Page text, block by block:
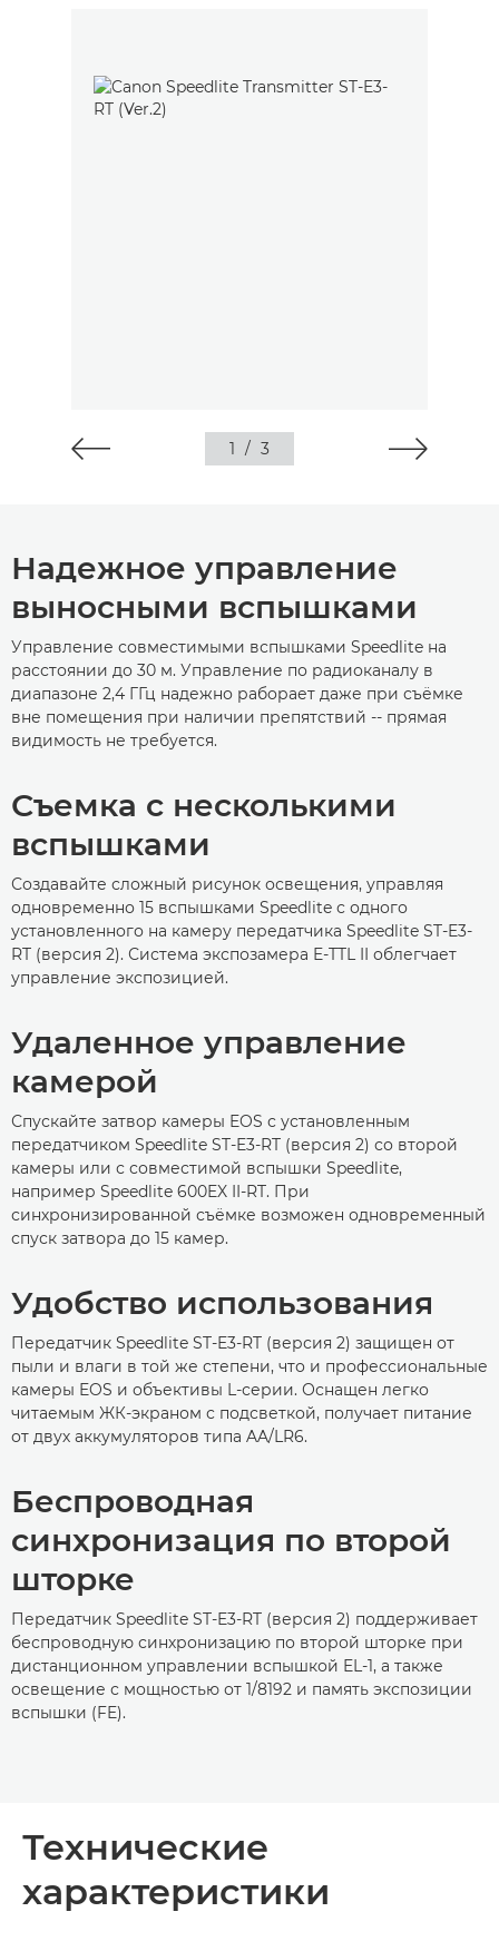
1 / 3
Надежное управление
выносными вспышками
Управление совместимыми вспышками Speedlite на
расстоянии до 30 м. Управление по радиоканалу в
диапазоне 2,4 ГГц надежно раборает даже при съёмке
вне помещения при наличии препятствий -- прямая
видимость не требуется.
Съемка с несколькими
вспышками
Создавайте сложный рисунок освещения, управляя
одновременно 15 вспышками Speedlite с одного
установленного на камеру передатчика Speedlite ST-E3-
RT (версия 2). Система экспозамера E-TTL II облегчает
управление экспозицией.
Удаленное управление
камерой
Спускайте затвор камеры EOS с установленным
передатчиком Speedlite ST-E3-RT (версия 2) со второй
камеры или с совместимой вспышки Speedlite,
например Speedlite 600EX II-RT. При
синхронизированной съёмке возможен одновременный
спуск затвора до 15 камер.
Удобство использования
Передатчик Speedlite ST-E3-RT (версия 2) защищен от
пыли и влаги в той же степени, что и профессиональные
камеры EOS и объективы L-серии. Оснащен легко
читаемым ЖК-экраном с подсветкой, получает питание
от двух аккумуляторов типа AA/LR6.
Беспроводная
синхронизация по второй
шторке
Передатчик Speedlite ST-E3-RT (версия 2) поддерживает
беспроводную синхронизацию по второй шторке при
дистанционном управлении вспышкой EL-1, а также
освещение с мощностью от 1/8192 и память экспозиции
вспышки (FE).
Технические
характеристики